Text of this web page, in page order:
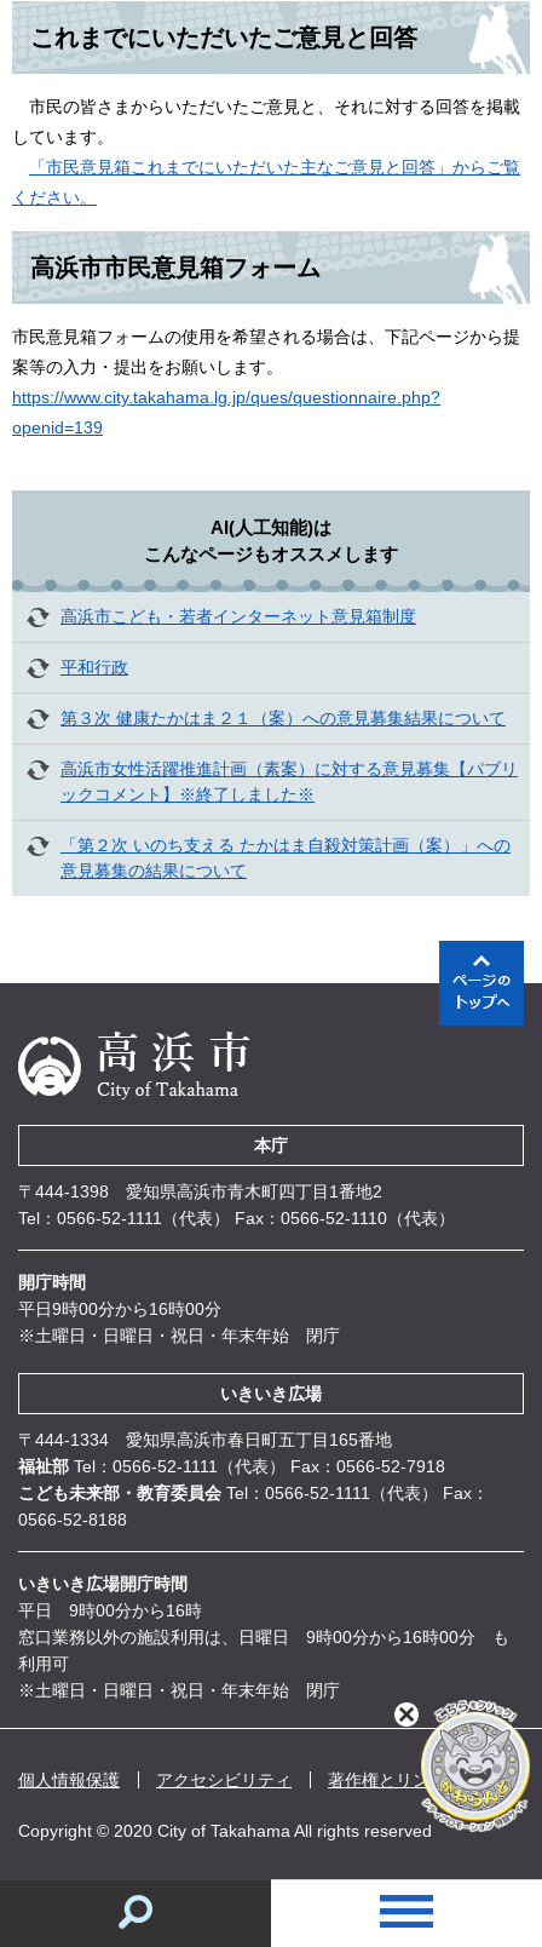
これまでにいただいたご意見と回答
市民の皆さまからいただいたご意見と、それに対する回答を掲載
しています。
「市民意見箱これまでにいただいた主なご意見と回答」からご覧
ください。
高浜市市民意見箱フォーム
市民意見箱フォームの使用を希望される場合は、下記ページから提
案等の入力・提出をお願いします。
https://www.city.takahama.lg.jp/ques/questionnaire.php?
openid=139
AI(人工知能)は
こんなページもオススメします
高浜市こども・若者インターネット意見箱制度
平和行政
第３次 健康たかはま２１（案）への意見募集結果について
高浜市女性活躍推進計画（素案）に対する意見募集【パブリ
ックコメント】※終了しました※
「第２次 いのち支える たかはま自殺対策計画（案）」への
意見募集の結果について
本庁
〒444-1398 愛知県高浜市青木町四丁目1番地2
Tel：0566-52-1111（代表）
Fax：0566-52-1110（代表）
開庁時間
平日9時00分から16時00分
※土曜日・日曜日・祝日・年末年始 閉庁
いきいき広場
〒444-1334 愛知県高浜市春日町五丁目165番地
福祉部 Tel：0566-52-1111（代表）
Fax：0566-52-7918
こども未来部・教育委員会 Tel：0566-52-1111（代表）
Fax：
0566-52-8188
いきいき広場開庁時間
平日 9時00分から16時
窓口業務以外の施設利用は、日曜日 9時00分から16時00分 も
利用可
※土曜日・日曜日・祝日・年末年始 閉庁
個人情報保護 アクセシビリティ 著作権とリンク
Copyright © 2020 City of Takahama All rights reserved
閉